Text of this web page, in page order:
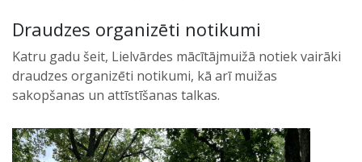
Draudzes organizēti notikumi
Katru gadu šeit, Lielvārdes mācītājmuižā notiek vairāki
draudzes organizēti notikumi, kā arī muižas
sakopšanas un attīstīšanas talkas.